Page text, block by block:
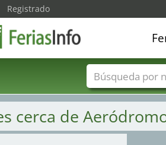
cerca de
Registrado
Nombres de